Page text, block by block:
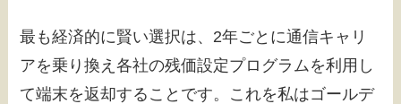
最も経済的に賢い選択は、2年ごとに通信キャリ
アを乗り換え各社の残価設定プログラムを利用し
て端末を返却することです。これを私はゴールデ